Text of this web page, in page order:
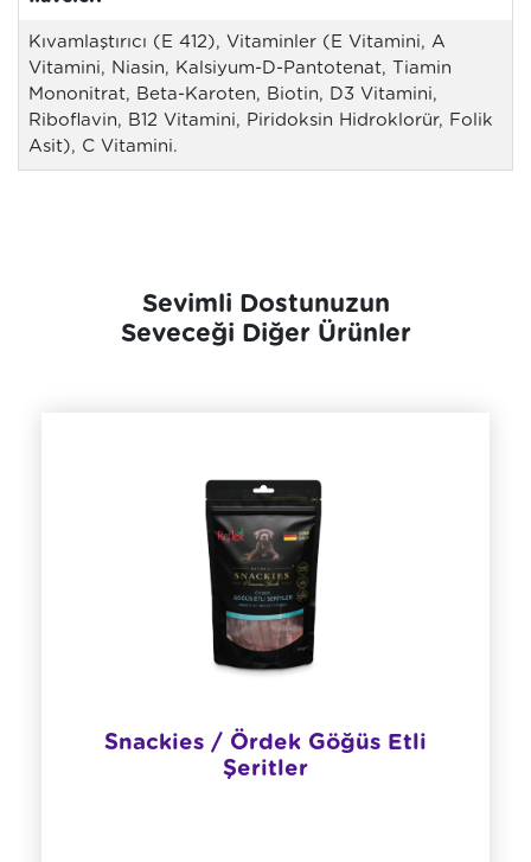
Kıvamlaştırıcı (E 412), Vitaminler (E Vitamini, A
Vitamini, Niasin, Kalsiyum-D-Pantotenat, Tiamin
Mononitrat, Beta-Karoten, Biotin, D3 Vitamini,
Riboflavin, B12 Vitamini, Piridoksin Hidroklorür, Folik
Asit), C Vitamini.
Sevimli Dostunuzun
Seveceği Diğer Ürünler
Snackies / Ördek Göğüs Etli
Şeritler